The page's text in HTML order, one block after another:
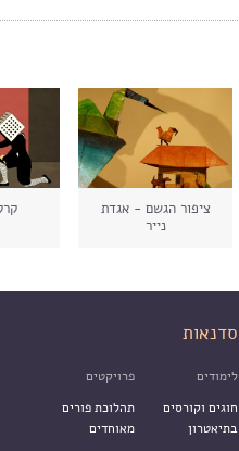
ציפור הגשם - אגדת
נייר
סדנאות
לימודים
חוגים וקורסים
בתיאטרון
פרויקטים
תהלוכת פורים
מאוחדים